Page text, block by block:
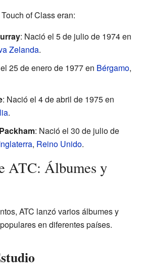
of Class eran:
: Nació el 5 de julio de 1974 en
Zelanda.
25 de enero de 1977 en Bérgamo,
: Nació el 4 de abril de 1975 en
.
: Nació el 30 de julio de
, Reino Unido.
ATC: Álbumes y
ATC lanzó varios álbumes y
en diferentes países.